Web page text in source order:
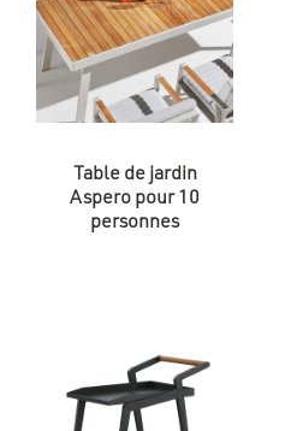
Table de jardin
Aspero pour 10
personnes